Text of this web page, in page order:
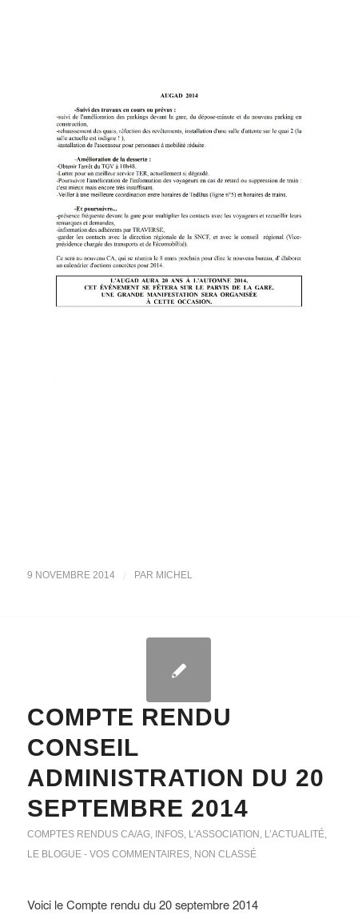
9 NOVEMBRE 2014 PAR MICHEL
COMPTE RENDU
CONSEIL
ADMINISTRATION DU 20
SEPTEMBRE 2014
COMPTES RENDUS CA/AG, INFOS, L'ASSOCIATION L’ACTUALITÉ,
LE BLOGUE - VOS COMMENTAIRES, NON CLASSÉ
Voici le Compte rendu du 20 septembre 2014